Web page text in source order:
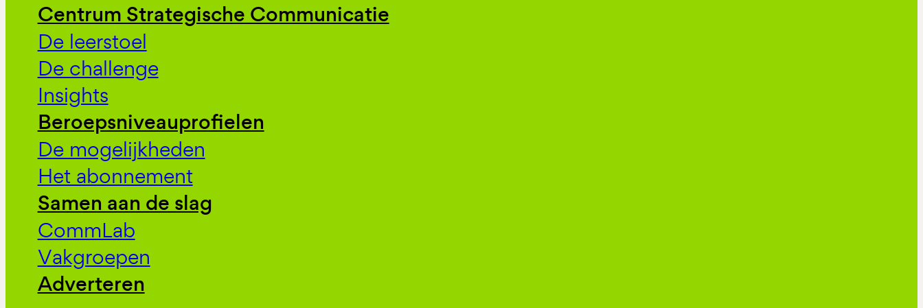
Centrum Strategische Communicatie
De leerstoel
De challenge
Insights
Beroepsniveauprofielen
De mogelijkheden
Het abonnement
Samen aan de slag
CommLab
Vakgroepen
Adverteren